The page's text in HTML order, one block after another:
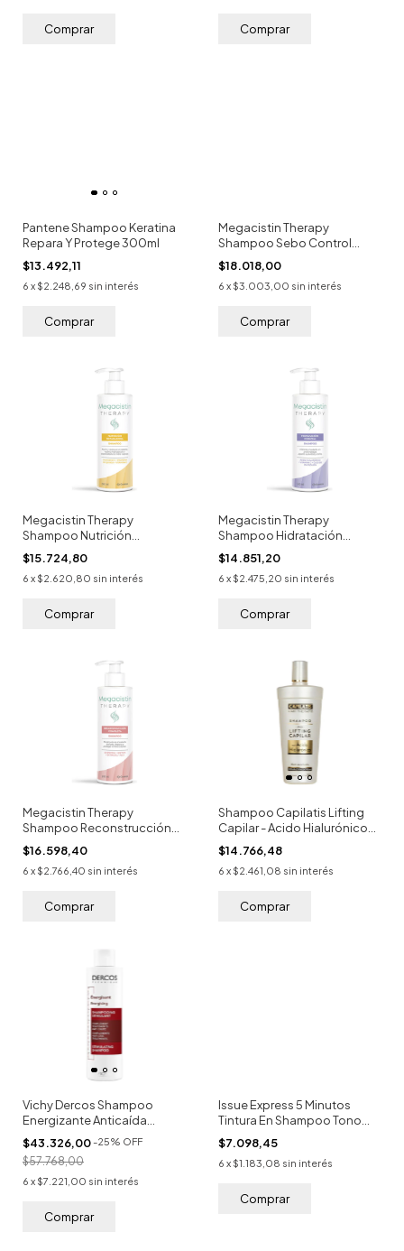
Pantene Shampoo Keratina
Repara Y Protege 300ml
$13.492,11
6 x $2.248,69 sin interés
Megacistin Therapy
Shampoo Sebo Control
240ml
$18.018,00
6 x $3.003,00 sin interés
Megacistin Therapy
Shampoo Nutrición
Reparadora 240ml
$15.724,80
6 x $2.620,80 sin interés
Megacistin Therapy
Shampoo Hidratación
Esencial 240ml
$14.851,20
6 x $2.475,20 sin interés
Megacistin Therapy
Shampoo Reconstrucción
Completa 240ml
$16.598,40
6 x $2.766,40 sin interés
Shampoo Capilatis Lifting
Capilar - Acido Hialurónico
350ml
$14.766,48
6 x $2.461,08 sin interés
Vichy Dercos Shampoo
Energizante Anticaída
200ml
$43.326,00-25% OFF
$57.768,00
6 x $7.221,00 sin interés
Issue Express 5 Minutos
Tintura En Shampoo Tono
Rubio
$7.098,45
6 x $1.183,08 sin interés